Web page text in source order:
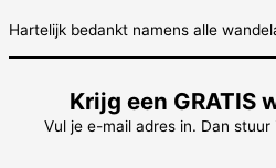
Hartelijk bedankt namens alle
Krijg een GRATIS
Vul je e-mail adres in. Dan